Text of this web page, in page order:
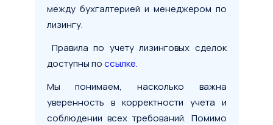
между бухгалтерией и менеджером по
лизингу.
Правила по учету лизинговых сделок
доступны поссылке.
Мы понимаем, насколько важна
уверенность в корректности учета и
соблюдении всех требований. Помимо